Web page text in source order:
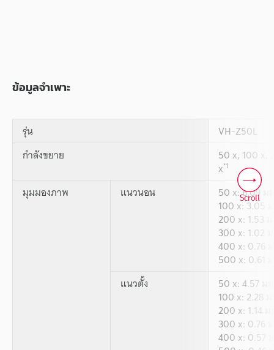
ข้อมูลจำเพาะ
รุ่น
VH-Z50L
กำลังขยาย
50 x, 100 x,
x*1
มุมมองภาพ แนวนอน 50 x: 6.09 ม
100 x: 3.05
200 x: 1.53
300 x: 1.02
400 x: 0.76
500 x: 0.61
แนวตั้ง
50 x: 4.57 ม
100 x: 2.28
200 x: 1.14
300 x: 0.76
400 x: 0.57
Scroll